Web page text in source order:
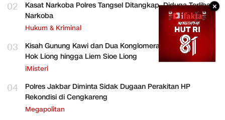
02
Kasat Narkoba Polres Tangsel Ditangkap, Diduga Terlibat
Narkoba
Hukum & Kriminal
03
Kisah Gunung Kawi dan Dua Konglomerat Indonesia Ong
Hok Liong hingga Liem Sioe Liong
iMisteri
04
Polres Jakbar Diminta Sidak Dugaan Perakitan HP
Rekondisi di Cengkareng
Megapolitan
×